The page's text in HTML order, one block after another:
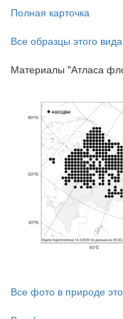
Полная карточка
Все образцы этого вида
Материалы "Атласа
Все фото в природе